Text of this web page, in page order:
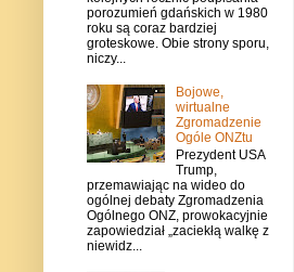
porozumień gdańskich w 1980
roku są coraz bardziej
groteskowe. Obie strony sporu,
niczy...
Bojowe,
wirtualne
Zgromadzenie
Ogóle ONZtu
Prezydent USA
Trump,
przemawiając na wideo do
ogólnej debaty Zgromadzenia
Ogólnego ONZ, prowokacyjnie
zapowiedział „zaciekłą walkę z
niewidz...